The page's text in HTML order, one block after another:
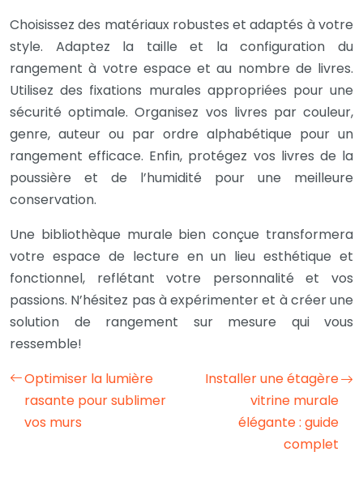
Choisissez des matériaux robustes et adaptés à votre
style. Adaptez la taille et la configuration du
rangement à votre espace et au nombre de livres.
Utilisez des fixations murales appropriées pour une
sécurité optimale. Organisez vos livres par couleur,
genre, auteur ou par ordre alphabétique pour un
rangement efficace. Enfin, protégez vos livres de la
poussière et de l’humidité pour une meilleure
conservation.
Une bibliothèque murale bien conçue transformera
votre espace de lecture en un lieu esthétique et
fonctionnel, reflétant votre personnalité et vos
passions. N’hésitez pas à expérimenter et à créer une
solution de rangement sur mesure qui vous
ressemble!
Optimiser la lumière
rasante pour sublimer
vos murs
Installer une étagère
vitrine murale
élégante : guide
complet